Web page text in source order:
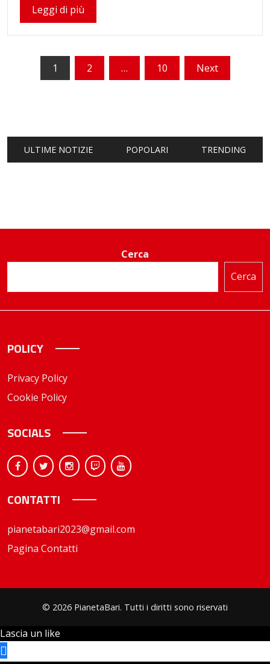
Leggi di più
Paginazione
1 2 … 10 Next
ULTIME NOTIZIE POPOLARI TRENDING
Cerca
Cerca
POLICY
Privacy Policy
Cookie Policy
SOCIALS
CONTATTI
pianetabari2023@gmail.com
Pagina Contatti
© 2026 PianetaBari. Tutti i diritti sono riservati
Lascia un like